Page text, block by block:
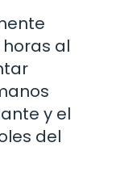
al
y el
del